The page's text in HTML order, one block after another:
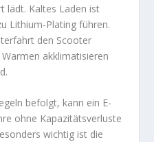
lädt. Kaltes Laden ist
Lithium-Plating führen.
den Scooter
akklimatisieren
befolgt, kann ein E-
ohne Kapazitätsverluste
wichtig ist die